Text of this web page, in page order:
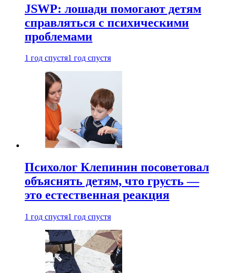
JSWP: лошади помогают детям
справляться с психическими
проблемами
1 год спустя1 год спустя
Психолог Клепинин посоветовал
объяснять детям, что грусть —
это естественная реакция
1 год спустя1 год спустя